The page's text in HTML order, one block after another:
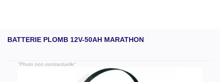
BATTERIE PLOMB 12V-50AH MARATHON
"Photo non contractuelle"